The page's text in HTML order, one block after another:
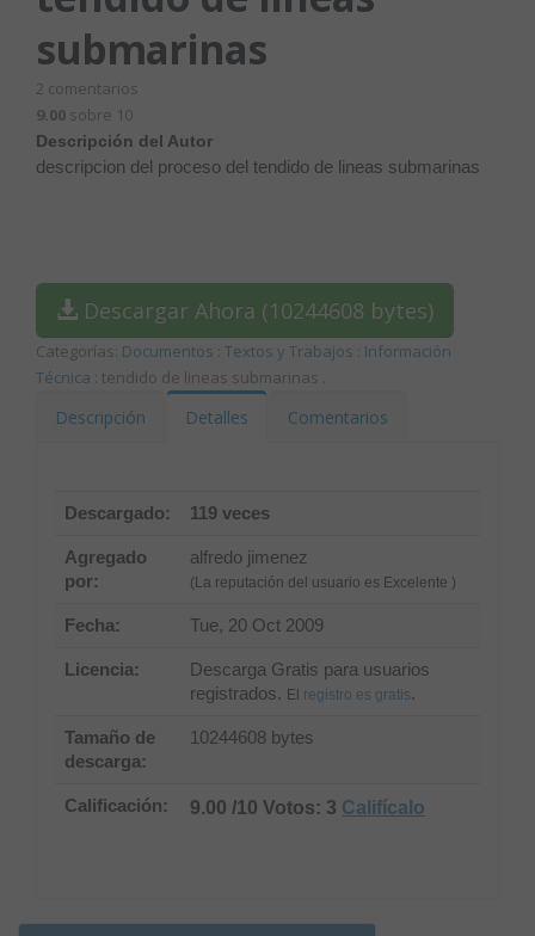
submarinas
2 comentarios
9.00 sobre 10
Descripción del Autor
descripcion del proceso del tendido de lineas submarinas
Descargar Ahora (10244608 bytes)
Categorías: Documentos Textos y Trabajos
Información
Técnica : tendido de lineas submarinas
Descripción Detalles Comentarios
Descargado: 119 veces
Agregado
por:
alfredo jimenez
(La reputación del usuario es Excelente )
Fecha: Tue, 20 Oct 2009
Licencia:
Descarga Gratis para usuarios
registrados. El registro es gratis.
Tamaño de
descarga:
10244608 bytes
Calificación: 9.00 /10 Votos: 3 Califícalo